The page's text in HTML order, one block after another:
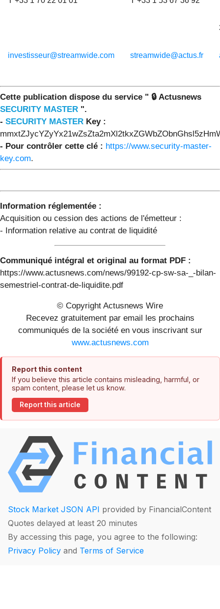
investisseur@streamwide.com streamwide@actus.fr
Cette publication dispose du service " 🔒 Actusnews
SECURITY MASTER ".
- SECURITY MASTER Key :
- Pour contrôler cette clé : https://www.security-master-
key.com.
Information réglementée :
Acquisition ou cession des actions de l'émetteur :
- Information relative au contrat de liquidité
Communiqué intégral et original au format PDF :
https://www.actusnews.com/news/99192-cp-sw-sa-_-bilan-
semestriel-contrat-de-liquidite.pdf
© Copyright Actusnews Wire
Recevez gratuitement par email les prochains
communiqués de la société en vous inscrivant sur
www.actusnews.com
Report this content
If you believe this article contains misleading, harmful, or
spam content, please let us know.
Report this article
Stock Market JSON API provided by FinancialContent
Quotes delayed at least 20 minutes
By accessing this page, you agree to the following:
Privacy Policy and Terms of Service